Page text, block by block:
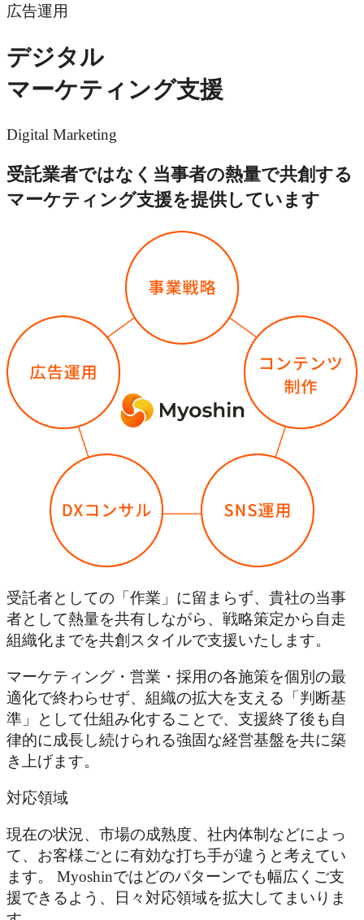
広告運用
デジタル
マーケティング支援
Digital Marketing
受託業者ではなく当事者の熱量で共創する
マーケティング支援を提供しています
受託者としての「作業」に留まらず、貴社の当事
者として熱量を共有しながら、戦略策定から自走
組織化までを共創スタイルで支援いたします。
マーケティング・営業・採用の各施策を個別の最
適化で終わらせず、組織の拡大を支える「判断基
準」として仕組み化することで、支援終了後も自
律的に成長し続けられる強固な経営基盤を共に築
き上げます。
対応領域
現在の状況、市場の成熟度、社内体制などによっ
て、お客様ごとに有効な打ち手が違うと考えてい
ます。 Myoshinではどのパターンでも幅広くご支
援できるよう、日々対応領域を拡大してまいりま